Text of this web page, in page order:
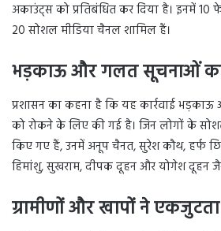
अकाउंट्स को प्रतिबंधित कर दिया है। इनमें
20 सोशल मीडिया चैनल शामिल हैं।
भड़काऊ और गलत सूचनाओं का
प्रशासन का कहना है कि यह कार्रवाई
को रोकने के लिए की गई है। जिन लोगों के
किए गए हैं, उनमें अनूप चैनत, सुरेश कौथ, हर्फ
हिमांशु, सुखराम, दीपक दूहन और योगेश दूहन
ग्रामीणों और खापों ने